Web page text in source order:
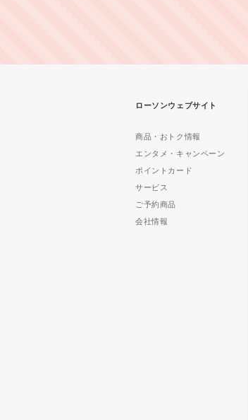
ローソンウェブサイト
商品・おトク情報
エンタメ・キャンペーン
ポイントカード
サービス
ご予約商品
会社情報